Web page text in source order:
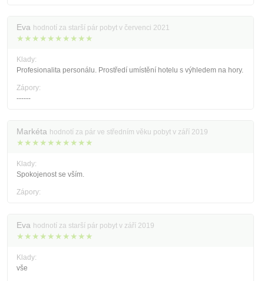
Eva hodnotí za starší pár pobyt v červenci 2021
★★★★★★★★★★
Klady:
Profesionalita personálu. Prostředí umístění hotelu s výhledem na hory.
Zápory:
------
Markéta hodnotí za pár ve středním věku pobyt v září 2019
★★★★★★★★★★
Klady:
Spokojenost se vším.
Zápory:
Eva hodnotí za starší pár pobyt v září 2019
★★★★★★★★★★
Klady:
vše